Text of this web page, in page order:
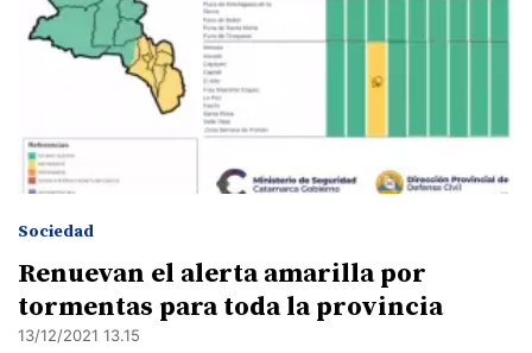
Sociedad
Renuevan el alerta amarilla por
tormentas para toda la provincia
13/12/2021 13.15